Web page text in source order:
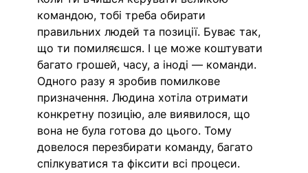
командою, тобі треба обирати
правильних людей та позиції. Буває так,
що ти помиляєшся. І це може коштувати
багато грошей, часу, а іноді — команди.
Одного разу я зробив помилкове
призначення. Людина хотіла отримати
конкретну позицію, але виявилося, що
вона не була готова до цього. Тому
довелося перезбирати команду, багато
спілкуватися та фіксити всі процеси.